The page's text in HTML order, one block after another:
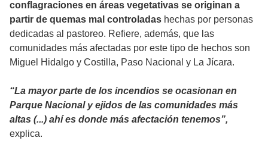
conflagraciones en áreas vegetativas se originan a
partir de quemas mal controladas hechas por personas
dedicadas al pastoreo. Refiere, además, que las
comunidades más afectadas por este tipo de hechos son
Miguel Hidalgo y Costilla, Paso Nacional y La Jícara.
“La mayor parte de los incendios se ocasionan en
Parque Nacional y ejidos de las comunidades más
altas (...) ahí es donde más afectación tenemos”,
explica.